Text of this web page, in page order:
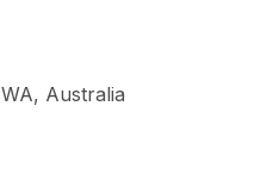
WA, Australia